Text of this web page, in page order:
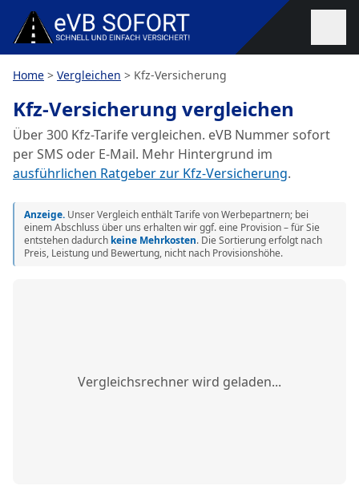
Zum Inhalt springen
Home > Vergleichen > Kfz-Versicherung
Kfz-Versicherung vergleichen
Über 300 Kfz-Tarife vergleichen. eVB Nummer sofort
per SMS oder E-Mail. Mehr Hintergrund im
ausführlichen Ratgeber zur Kfz-Versicherung.
Anzeige. Unser Vergleich enthält Tarife von Werbepartnern; bei
einem Abschluss über uns erhalten wir ggf. eine Provision – für Sie
entstehen dadurch keine Mehrkosten. Die Sortierung erfolgt nach
Preis, Leistung und Bewertung, nicht nach Provisionshöhe.
Vergleichsrechner wird geladen...